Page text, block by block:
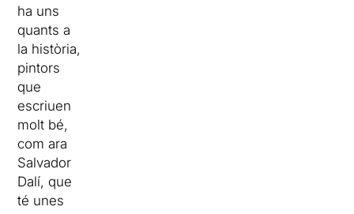
ha uns
quants a
la història,
pintors
que
escriuen
molt bé,
com ara
Salvador
Dalí, que
té unes